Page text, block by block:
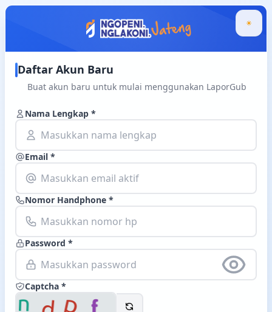
Daftar Akun Baru
Buat akun baru untuk mulai menggunakan LaporGub
Nama Lengkap *
Email *
Nomor Handphone *
Password *
Captcha *